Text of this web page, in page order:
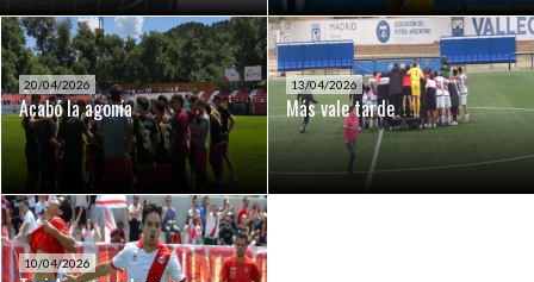
20/04/2026
Acabó la agonía
13/04/2026
Más vale tarde
10/04/2026